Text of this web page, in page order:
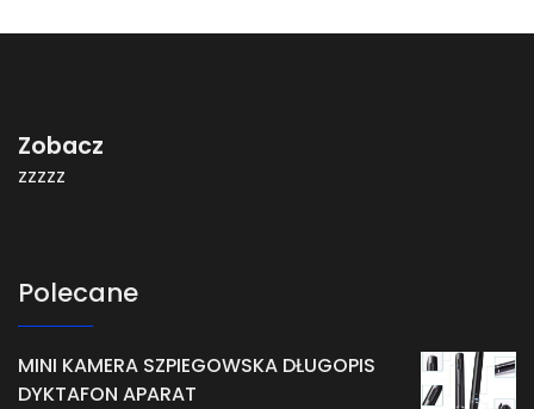
Zobacz
zzzzz
Polecane
MINI KAMERA SZPIEGOWSKA DŁUGOPIS
DYKTAFON APARAT